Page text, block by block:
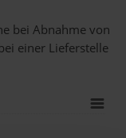
bei Abnahmevon
einer Lieferstelle